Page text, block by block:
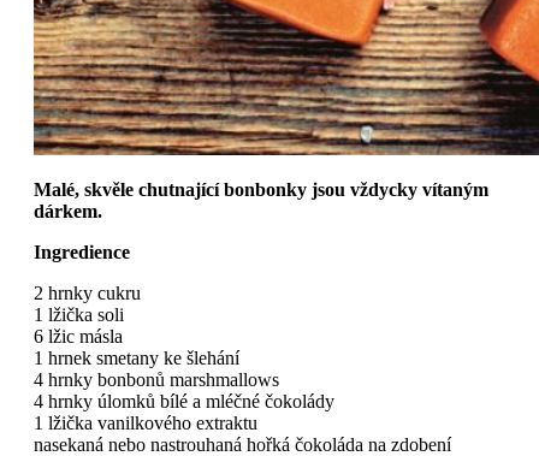
Malé, skvěle chutnající bonbonky jsou vždycky vítaným
dárkem.
Ingredience
2 hrnky cukru
1 lžička soli
6 lžic másla
1 hrnek smetany ke šlehání
4 hrnky bonbonů marshmallows
4 hrnky úlomků bílé a mléčné čokolády
1 lžička vanilkového extraktu
nasekaná nebo nastrouhaná hořká čokoláda na zdobení